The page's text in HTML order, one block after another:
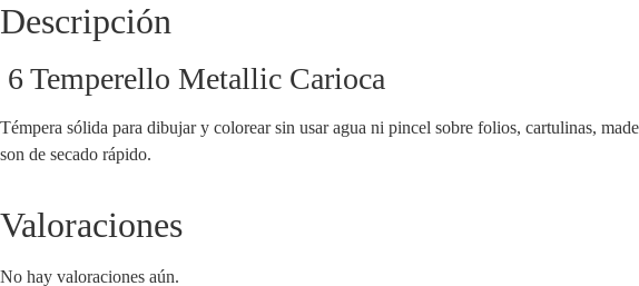
Descripción
6 Temperello Metallic Carioca
Témpera sólida para dibujar y colorear sin usar agua ni pincel sobre folios, cartulinas,
son de secado rápido.
Valoraciones
No hay valoraciones aún.